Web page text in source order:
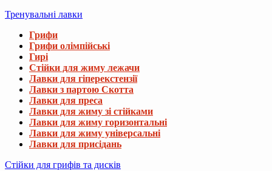
Тренувальні лавки
Грифи
Грифи олімпійські
Гирі
Стійки для жиму лежачи
Лавки для гіперекстензії
Лавки з партою Скотта
Лавки для преса
Лавки для жиму зі стійками
Лавки для жиму горизонтальні
Лавки для жиму універсальні
Лавки для присідань
Стійки для грифів та дисків